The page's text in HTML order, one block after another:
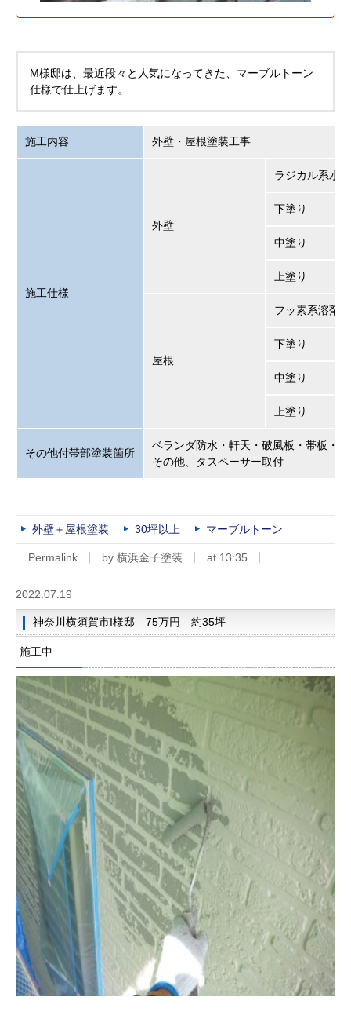
M様邸は、最近段々と人気になってきた、マーブルトーン
仕様で仕上げます。
施工内容 外壁・屋根塗装工事
施工仕様
外壁
ラジカル系水
下塗り
中塗り
上塗り
屋根
フッ素系溶剤
下塗り
中塗り
上塗り
その他付帯部塗装箇所
ベランダ防水・軒天・破風板・帯板・
その他、タスペーサー取付
外壁＋屋根塗装 30坪以上 マーブルトーン
Permalink by 横浜金子塗装 at 13:35
2022.07.19
神奈川横須賀市I様邸 75万円 約35坪
施工中